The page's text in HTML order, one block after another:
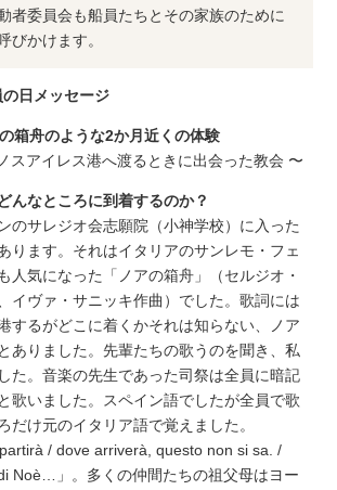
者委員会も船員たちとその家族のために
びかけます。
日メッセージ
箱舟のような2か月近くの体験
スアイレス港へ渡るときに出会った教会 〜
んなところに到着するのか？
のサレジオ会志願院（小神学校）に入った
ります。それはイタリアのサンレモ・フェ
人気になった「ノアの箱舟」（セルジオ・
イヴァ・サニッキ作曲）でした。歌詞には
するがどこに着くかそれは知らない、ノア
ありました。先輩たちの歌うのを聞き、私
た。音楽の先生であった司祭は全員に暗記
歌いました。スペイン語でしたが全員で歌
だけ元のイタリア語で覚えました。
partirà / dove arriverà, questo non si sa. /
Noè…」。多くの仲間たちの祖父母はヨー